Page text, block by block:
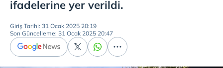
ifadelerine yer verildi.
Giriş Tarihi: 31 Ocak 2025 20:19
Son Güncelleme: 31 Ocak 2025 20:47